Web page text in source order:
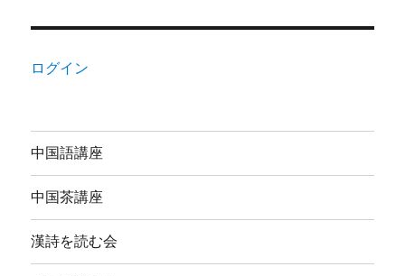
ログイン
中国語講座
中国茶講座
漢詩を読む会